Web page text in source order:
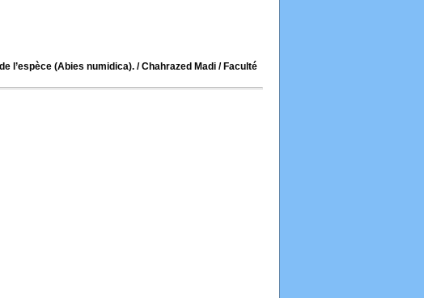
l’espèce (Abies numidica)./ Chahrazed Madi/ Faculté